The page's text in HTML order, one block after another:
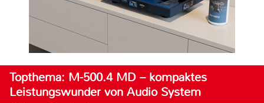
Topthema: M-500.4 MD – kompaktes
Leistungswunder von Audio System